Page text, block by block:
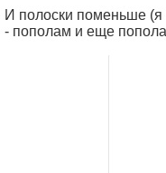
И полоски поменьше (я
- пополам и еще